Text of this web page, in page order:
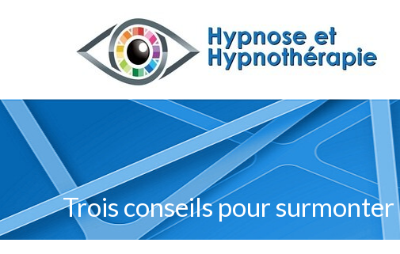
Trois conseils pour